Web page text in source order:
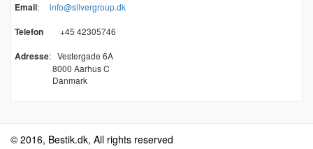
Email: info@silvergroup.dk
Telefon +45 42305746
Adresse: Vestergade 6A
8000 Aarhus C
Danmark
© 2016, Bestik.dk, All rights reserved